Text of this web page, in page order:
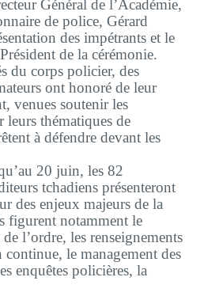
Général de l’Académie,
de police, Gérard
des impétrants et le
de la cérémonie.
du corps policier, des
ont honoré de leur
venues soutenir les
leurs thématiques de
à défendre devant les
20 juin, les 82
tchadiens présenteront
des enjeux majeurs de la
figurent notamment le
l’ordre, les renseignements
le management des
enquêtes policières, la